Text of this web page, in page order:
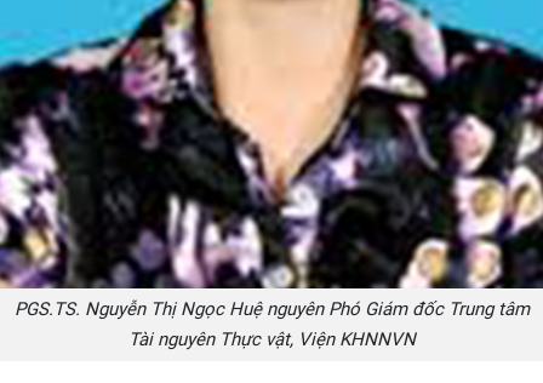
PGS.TS. Nguyễn Thị Ngọc Huệ nguyên Phó Giám đốc Trung tâm
Tài nguyên Thực vật, Viện KHNNVN